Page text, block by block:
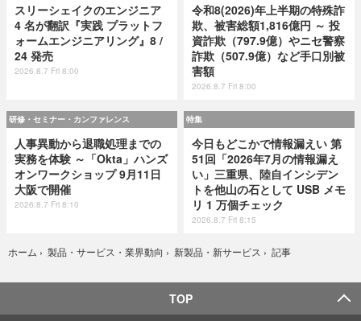
スリーシェイクのエンジニア
4 名が翻訳『実践 プラットフ
ォームエンジニアリング』8 /
24 発売
2026.8.7 Fri 8:00
令和8(2026)年上半期の特殊詐
欺、被害総額1,816億円 ～ 投
資詐欺（797.9億）やニセ警察
詐欺（507.9億）など手口別被
害額
2026.8.7 Fri 8:00
研修・セミナー・カンファレンス
人事異動から退職処理までの
実務を体験 ～「Okta」ハンズ
オンワークショップ 9月11日
大阪で開催
2026.8.7 Fri 8:10
特集
今日もどこかで情報漏えい 第
51回「2026年7月の情報漏え
い」三重県、陸自インシデン
トを他山の石として USB メモ
リ 1 万個チェック
2026.8.7 Fri 8:15
ホーム › 製品・サービス・業界動向 › 新製品・新サービス › 記事
TOP